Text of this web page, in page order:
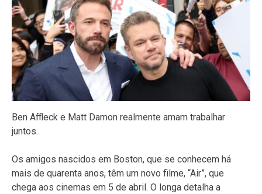
Ben Affleck e Matt Damon realmente amam trabalhar
juntos.
Os amigos nascidos em Boston, que se conhecem há
mais de quarenta anos, têm um novo filme, “Air”, que
chega aos cinemas em 5 de abril. O longa detalha a